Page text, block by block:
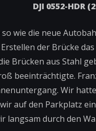
DJI 0552-HDR
wie die neue
der Brücke
Brücken aus Stahl
beeinträchtigte.
Wir
auf den Parkplatz
langsam durch den